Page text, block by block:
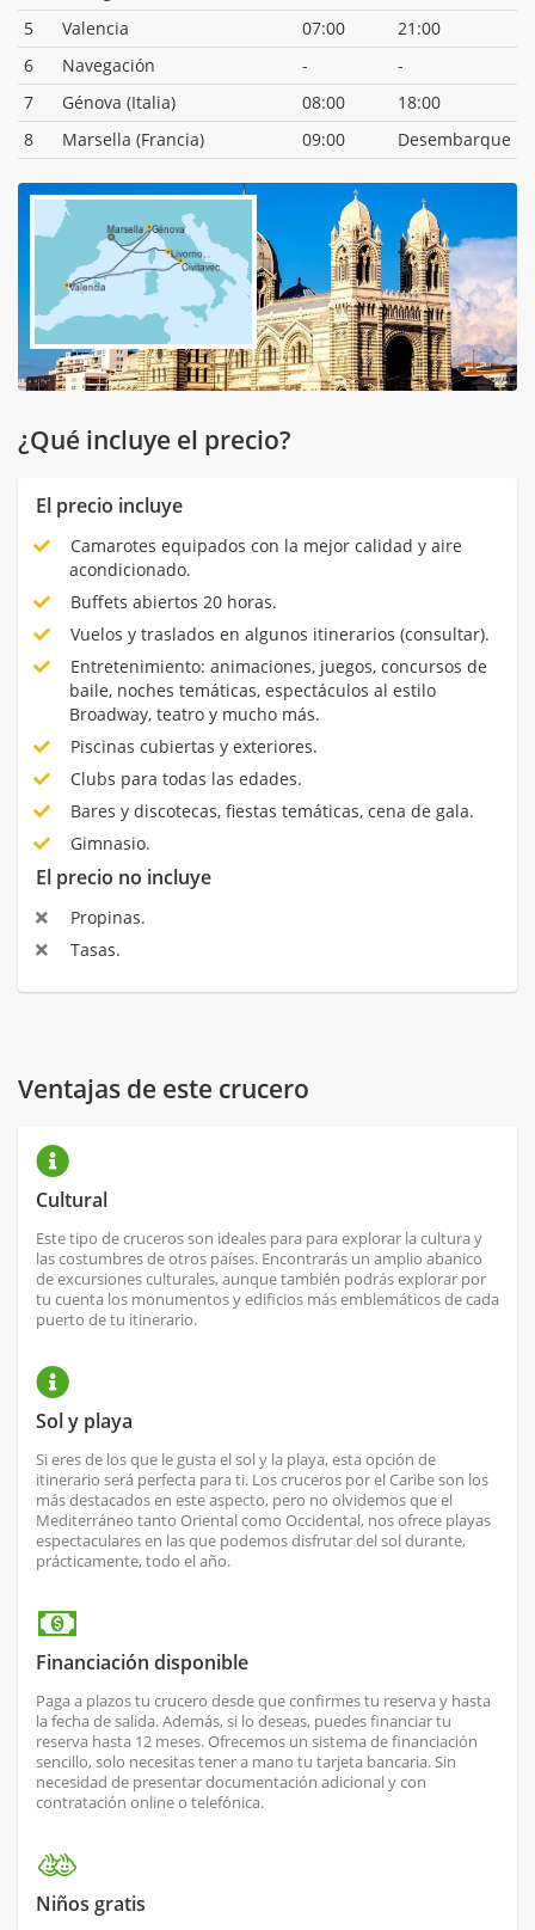
5
Valencia 07:00
21:00
6
Navegación -
-
7
Génova (Italia) 08:00
18:00
8
Marsella (Francia) 09:00 Desembarque
¿Qué incluye el precio?
El precio incluye
Camarotes equipados con la mejor calidad y aire
acondicionado.
Buffets abiertos 20 horas.
Vuelos y traslados en algunos itinerarios (consultar).
Entretenimiento: animaciones, juegos, concursos de
baile, noches temáticas, espectáculos al estilo
Broadway, teatro y mucho más.
Piscinas cubiertas y exteriores.
Clubs para todas las edades.
Bares y discotecas, fiestas temáticas, cena de gala.
Gimnasio.
El precio no incluye
Propinas.
Tasas.
Ventajas de este crucero
Cultural
Este tipo de cruceros son ideales para para explorar la cultura y
las costumbres de otros países. Encontrarás un amplio abanico
de excursiones culturales, aunque también podrás explorar por
tu cuenta los monumentos y edificios más emblemáticos de cada
puerto de tu itinerario.
Sol y playa
Si eres de los que le gusta el sol y la playa, esta opción de
itinerario será perfecta para ti. Los cruceros por el Caribe son los
más destacados en este aspecto, pero no olvidemos que el
Mediterráneo tanto Oriental como Occidental, nos ofrece playas
espectaculares en las que podemos disfrutar del sol durante,
prácticamente, todo el año.
Financiación disponible
Paga a plazos tu crucero desde que confirmes tu reserva y hasta
la fecha de salida. Además, si lo deseas, puedes financiar tu
reserva hasta 12 meses. Ofrecemos un sistema de financiación
sencillo, solo necesitas tener a mano tu tarjeta bancaria. Sin
necesidad de presentar documentación adicional y con
contratación online o telefónica.
Niños gratis